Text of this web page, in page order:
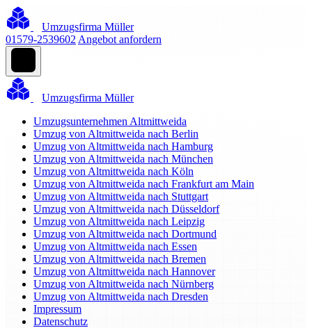
Umzugsfirma Müller
01579-2539602 Angebot anfordern
Umzugsfirma Müller
Umzugsunternehmen Altmittweida
Umzug von Altmittweida nach Berlin
Umzug von Altmittweida nach Hamburg
Umzug von Altmittweida nach München
Umzug von Altmittweida nach Köln
Umzug von Altmittweida nach Frankfurt am Main
Umzug von Altmittweida nach Stuttgart
Umzug von Altmittweida nach Düsseldorf
Umzug von Altmittweida nach Leipzig
Umzug von Altmittweida nach Dortmund
Umzug von Altmittweida nach Essen
Umzug von Altmittweida nach Bremen
Umzug von Altmittweida nach Hannover
Umzug von Altmittweida nach Nürnberg
Umzug von Altmittweida nach Dresden
Impressum
Datenschutz